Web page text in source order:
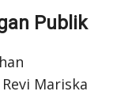
Publik
Mariska